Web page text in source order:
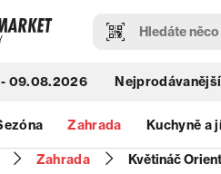
- 09.08.2026 Nejprodávanější
Zahrada Kuchyně a
Zahrada Květináč